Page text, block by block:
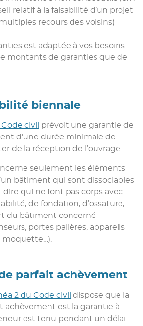
relatif à la faisabilité d’un projet
recours des voisins)
est adaptée à vos besoins
montants de garanties que de
biennale
Code civil
prévoit une garantie de
d’une durée minimale de
de la réception de l’ouvrage.
seulement les éléments
bâtiment qui sont dissociables
dire qui ne font pas corps avec
de fondation, d’ossature,
du bâtiment concerné
portes palières, appareils
moquette…).
parfait achèvement
2 du Code civil dispose que la
achèvement est la garantie à
est tenu pendant un délai